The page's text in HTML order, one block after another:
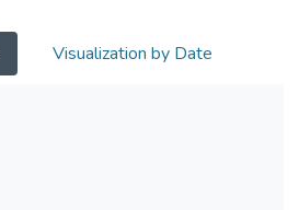
Visualization by Date